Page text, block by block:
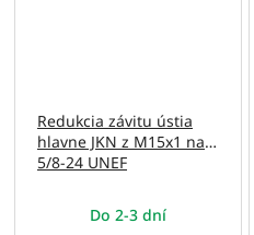
Redukcia závitu ústia
hlavne JKN z M15x1 na
5/8-24 UNEF
Do 2-3 dní